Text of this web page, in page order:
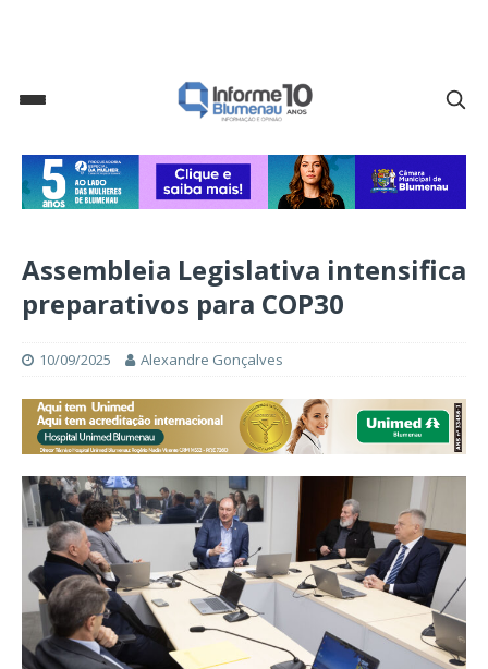
Assembleia Legislativa intensifica
preparativos para COP30
10/09/2025 Alexandre Gonçalves